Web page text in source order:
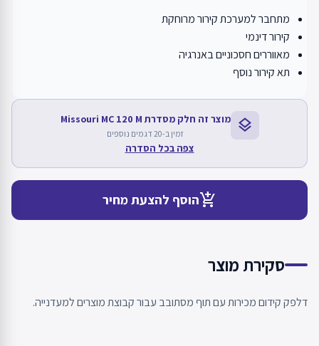
מתחבר למערכת קירור מרוחקת
קירור דינמי
מאווררים חסכוניים באנרגיה
תא קירור נוסף
layers מוצר זה חלק מסדרת Missouri MC 120 M
זמין ב-20 דגמים נוספים
צפה בכל הסדרה
add_shopping_cartהוסף להצעת מחיר
סקירת מוצר
דלפק קידום מכירות עם תוף מסתובב עבור קבוצת מוצרים למעדנייה.